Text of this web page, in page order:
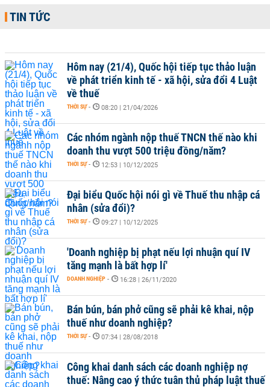
TIN TỨC
Hôm nay (21/4), Quốc hội tiếp tục thảo luận
về phát triển kinh tế - xã hội, sửa đổi 4 Luật
về thuế
THỜI SỰ - 08:20 | 21/04/2026
Các nhóm ngành nộp thuế TNCN thế nào khi
doanh thu vượt 500 triệu đồng/năm?
THỜI SỰ - 12:53 | 10/12/2025
Đại biểu Quốc hội nói gì về Thuế thu nhập cá
nhân (sửa đổi)?
THỜI SỰ - 09:27 | 10/12/2025
'Doanh nghiệp bị phạt nếu lợi nhuận quí IV
tăng mạnh là bất hợp lí'
DOANH NGHIỆP - 16:28 | 26/11/2020
Bán bún, bán phở cũng sẽ phải kê khai, nộp
thuế như doanh nghiệp?
THỜI SỰ - 07:34 | 28/08/2018
Công khai danh sách các doanh nghiệp nợ
thuế: Nâng cao ý thức tuân thủ pháp luật thuế